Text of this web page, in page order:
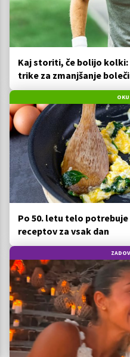
Kaj storiti, če bolijo
trike za zmanjšanje
Po 50. letu telo
receptov za vsak dan